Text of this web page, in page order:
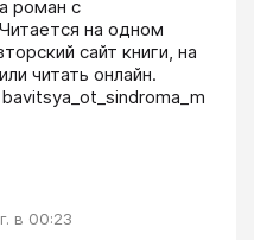
роман с
на одном
сайт книги, на
читать онлайн.
в 00:23